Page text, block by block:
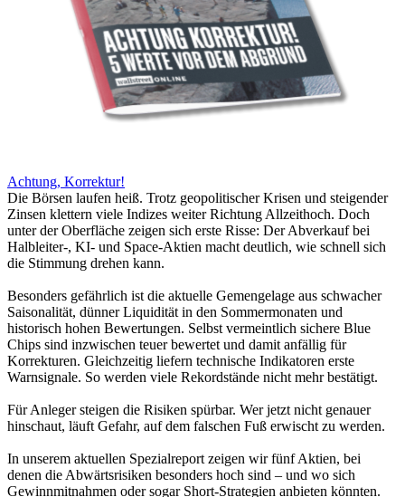
Achtung, Korrektur!
Die Börsen laufen heiß. Trotz geopolitischer Krisen und steigender
Zinsen klettern viele Indizes weiter Richtung Allzeithoch. Doch
unter der Oberfläche zeigen sich erste Risse: Der Abverkauf bei
Halbleiter-, KI- und Space-Aktien macht deutlich, wie schnell sich
die Stimmung drehen kann.
Besonders gefährlich ist die aktuelle Gemengelage aus schwacher
Saisonalität, dünner Liquidität in den Sommermonaten und
historisch hohen Bewertungen. Selbst vermeintlich sichere Blue
Chips sind inzwischen teuer bewertet und damit anfällig für
Korrekturen. Gleichzeitig liefern technische Indikatoren erste
Warnsignale. So werden viele Rekordstände nicht mehr bestätigt.
Für Anleger steigen die Risiken spürbar. Wer jetzt nicht genauer
hinschaut, läuft Gefahr, auf dem falschen Fuß erwischt zu werden.
In unserem aktuellen Spezialreport zeigen wir fünf Aktien, bei
denen die Abwärtsrisiken besonders hoch sind – und wo sich
Gewinnmitnahmen oder sogar Short-Strategien anbieten könnten.